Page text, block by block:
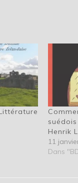
Henrik
11
Dans